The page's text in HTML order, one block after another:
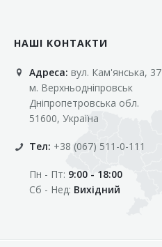
«Свіжачок»
«Сільпо»
«Фора»
«Фреш»
«Фуршет»
«Цент»
НАШІ КОНТАКТИ
Адреса: вул. Кам'янська, 37
м. Верхньодніпровськ
Дніпропетровська обл.
51600, Україна
Тел: +38 (067) 511-0-111
Пн - Пт: 9:00 - 18:00
Сб - Нед: Вихідний